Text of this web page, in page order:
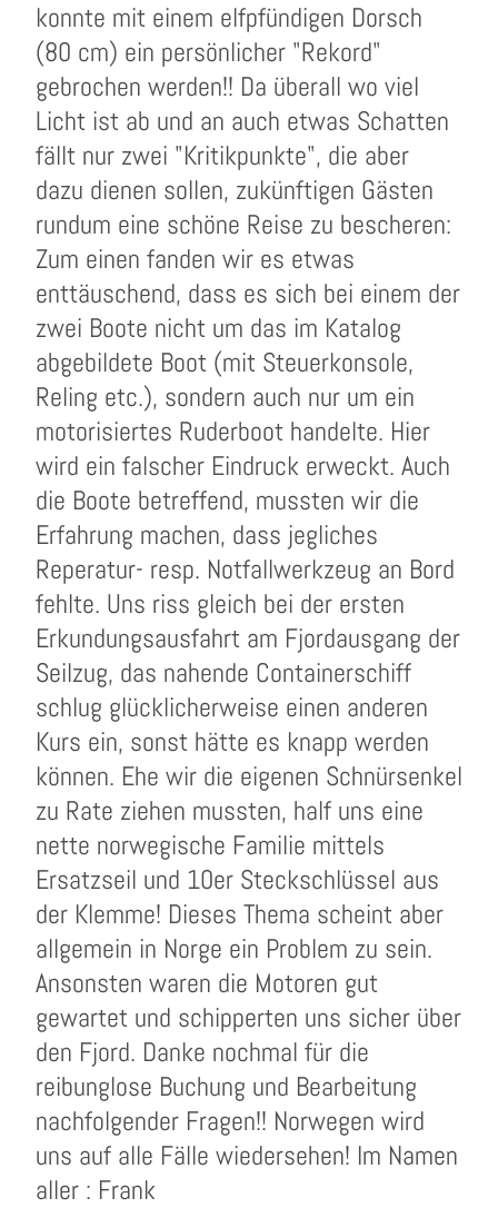
konnte mit einem elfpfündigen Dorsch
(80 cm) ein persönlicher "Rekord"
gebrochen werden!! Da überall wo viel
Licht ist ab und an auch etwas Schatten
fällt nur zwei "Kritikpunkte", die aber
dazu dienen sollen, zukünftigen Gästen
rundum eine schöne Reise zu bescheren:
Zum einen fanden wir es etwas
enttäuschend, dass es sich bei einem der
zwei Boote nicht um das im Katalog
abgebildete Boot (mit Steuerkonsole,
Reling etc.), sondern auch nur um ein
motorisiertes Ruderboot handelte. Hier
wird ein falscher Eindruck erweckt. Auch
die Boote betreffend, mussten wir die
Erfahrung machen, dass jegliches
Reperatur- resp. Notfallwerkzeug an Bord
fehlte. Uns riss gleich bei der ersten
Erkundungsausfahrt am Fjordausgang der
Seilzug, das nahende Containerschiff
schlug glücklicherweise einen anderen
Kurs ein, sonst hätte es knapp werden
können. Ehe wir die eigenen Schnürsenkel
zu Rate ziehen mussten, half uns eine
nette norwegische Familie mittels
Ersatzseil und 10er Steckschlüssel aus
der Klemme! Dieses Thema scheint aber
allgemein in Norge ein Problem zu sein.
Ansonsten waren die Motoren gut
gewartet und schipperten uns sicher über
den Fjord. Danke nochmal für die
reibunglose Buchung und Bearbeitung
nachfolgender Fragen!! Norwegen wird
uns auf alle Fälle wiedersehen! Im Namen
aller : Frank